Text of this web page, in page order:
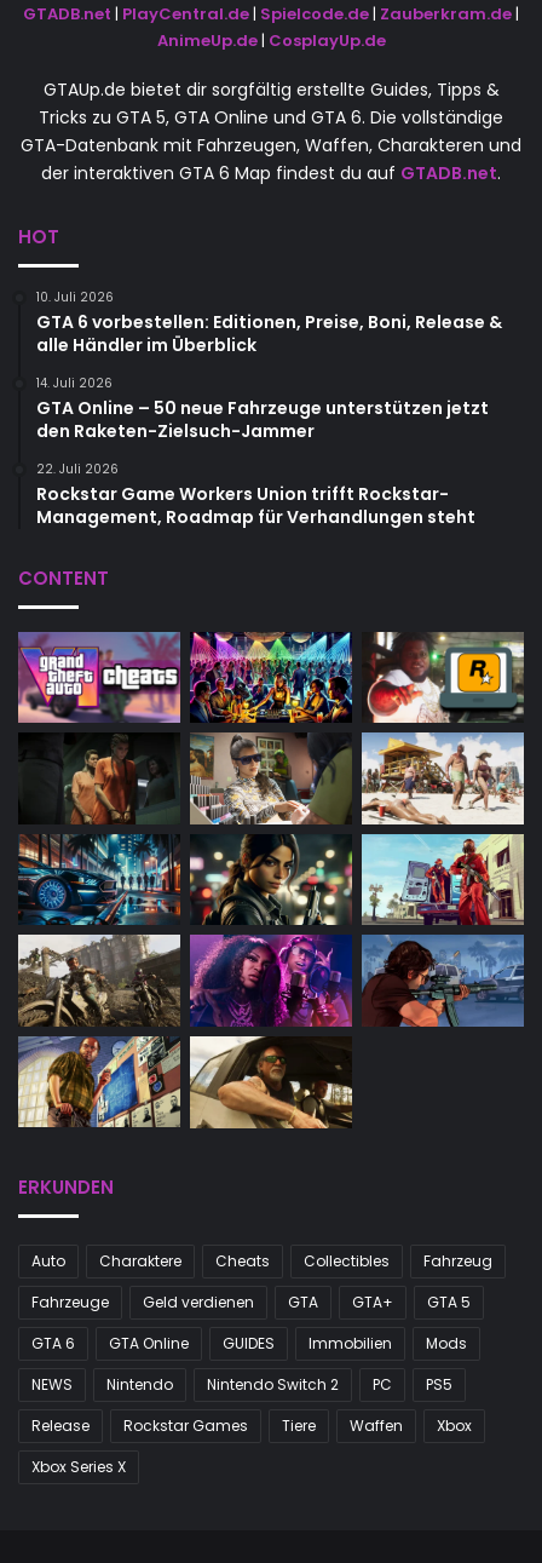
GTADB.net | PlayCentral.de| Spielcode.de| Zauberkram.de|
AnimeUp.de| CosplayUp.de
GTAUp.de bietet dir sorgfältig erstellte Guides, Tipps &
Tricks zu GTA 5, GTA Online und GTA 6. Die vollständige
GTA-Datenbank mit Fahrzeugen, Waffen, Charakteren und
der interaktiven GTA 6 Map findest du auf GTADB.net.
HOT
10. Juli 2026
GTA 6 vorbestellen: Editionen, Preise, Boni, Release &
alle Händler im Überblick
14. Juli 2026
GTA Online – 50 neue Fahrzeuge unterstützen jetzt
den Raketen-Zielsuch-Jammer
22. Juli 2026
Rockstar Game Workers Union trifft Rockstar-
Management, Roadmap für Verhandlungen steht
CONTENT
ERKUNDEN
Auto Charaktere Cheats Collectibles
Fahrzeug
Fahrzeuge
Geld verdienen GTA GTA+
GTA 5
GTA 6
GTA Online GUIDES Immobilien
Mods
NEWS
Nintendo Nintendo Switch 2 PC
PS5
Release
Rockstar Games Tiere Waffen
Xbox
Xbox Series X